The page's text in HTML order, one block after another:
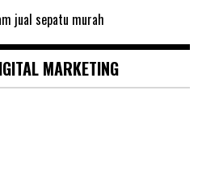
MARKETING